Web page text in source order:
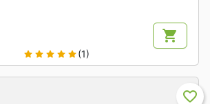
shopping_cart
star star star star star(1)
favorite_border